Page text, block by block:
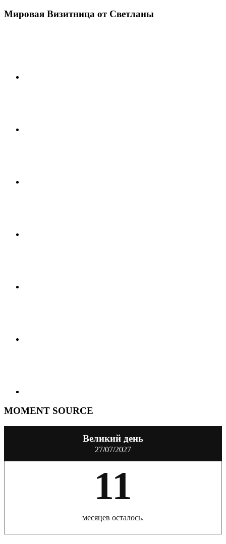
Мировая Визитница от Светланы
MOMENT SOURCE
Великий день
27/07/2027
11
месяцев осталось.